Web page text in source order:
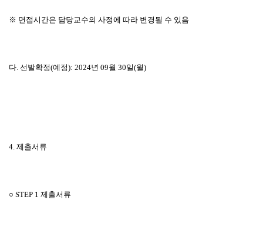
※ 면접시간은 담당교수의 사정에 따라 변경될 수 있음
다. 선발확정(예정): 2024년 09월 30일(월)
4. 제출서류
○ STEP 1 제출서류